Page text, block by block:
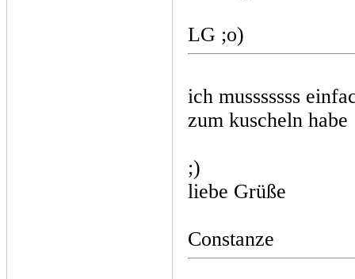
LG ;o)
ich musssssss
zum kuscheln
;)
liebe Grüße
Constanze